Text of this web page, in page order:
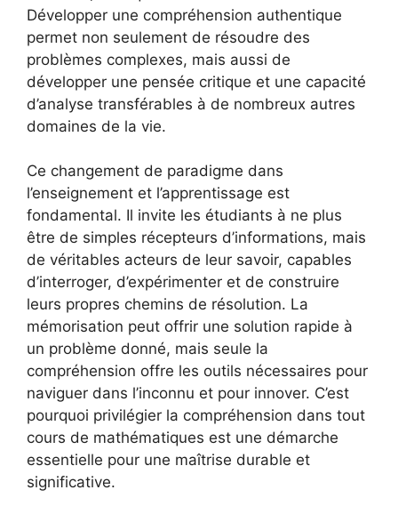
Développer une compréhension authentique
permet non seulement de résoudre des
problèmes complexes, mais aussi de
développer une pensée critique et une capacité
d’analyse transférables à de nombreux autres
domaines de la vie.
Ce changement de paradigme dans
l’enseignement et l’apprentissage est
fondamental. Il invite les étudiants à ne plus
être de simples récepteurs d’informations, mais
de véritables acteurs de leur savoir, capables
d’interroger, d’expérimenter et de construire
leurs propres chemins de résolution. La
mémorisation peut offrir une solution rapide à
un problème donné, mais seule la
compréhension offre les outils nécessaires pour
naviguer dans l’inconnu et pour innover. C’est
pourquoi privilégier la compréhension dans tout
cours de mathématiques est une démarche
essentielle pour une maîtrise durable et
significative.